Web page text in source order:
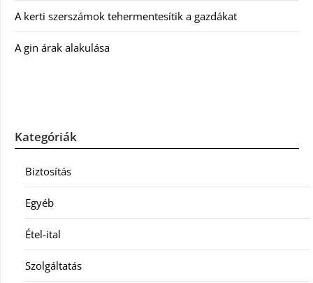
A kerti szerszámok tehermentesítik a gazdákat
A gin árak alakulása
Kategóriák
Biztosítás
Egyéb
Étel-ital
Szolgáltatás